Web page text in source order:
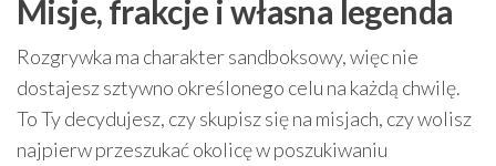
Misje, frakcje i własna legenda
Rozgrywka ma charakter sandboksowy, więc nie
dostajesz sztywno określonego celu na każdą chwilę.
To Ty decydujesz, czy skupisz się na misjach, czy wolisz
najpierw przeszukać okolicę w poszukiwaniu